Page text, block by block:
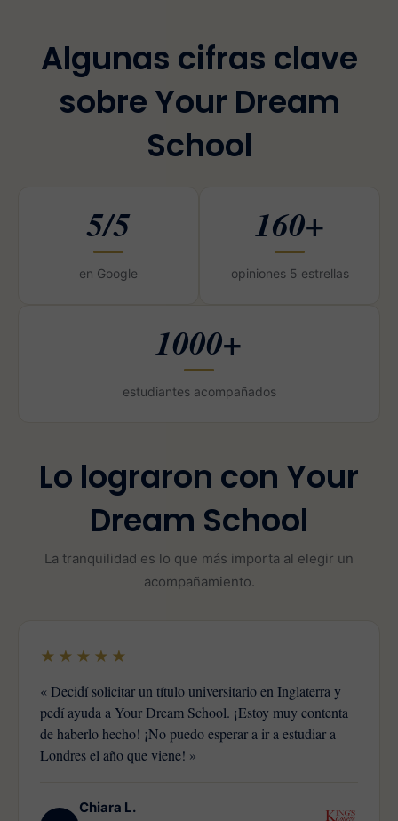
Algunas cifras clave
sobre Your Dream
School
5/5
en Google
160+
opiniones 5 estrellas
1000+
estudiantes acompañados
Lo lograron con Your
Dream School
La tranquilidad es lo que más importa al elegir un
acompañamiento.
★★★★★
« Decidí solicitar un título universitario en Inglaterra y
pedí ayuda a Your Dream School. ¡Estoy muy contenta
de haberlo hecho! ¡No puedo esperar a ir a estudiar a
Londres el año que viene! »
Chiara L.